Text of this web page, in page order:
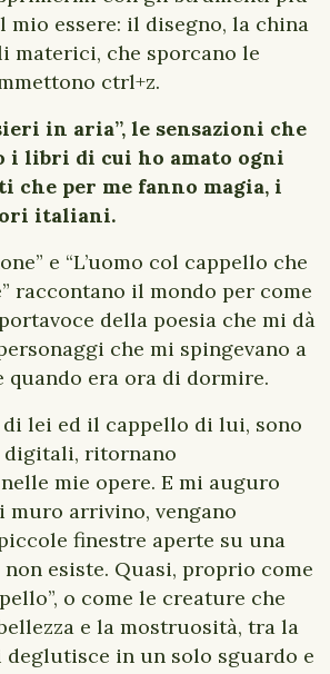
mio essere: il disegno, la china
materici, che sporcano le
ctrl+z.
in aria”, le sensazioni che
i libri di cui ho amato ogni
che per me fanno magia, i
italiani.
e “L’uomo col cappello che
raccontano il mondo per come
della poesia che mi dà
che mi spingevano a
quando era ora di dormire.
di lei ed il cappello di lui, sono
ritornano
mie opere. E mi auguro
muro arrivino, vengano
finestre aperte su una
esiste. Quasi, proprio come
o come le creature che
e la mostruosità, tra la
in un solo sguardo e